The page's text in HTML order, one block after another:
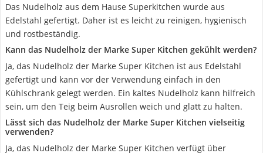
Das Nudelholz aus dem Hause Superkitchen wurde aus
Edelstahl gefertigt. Daher ist es leicht zu reinigen, hygienisch
und rostbeständig.
Kann das Nudelholz der Marke Super Kitchen gekühlt werden?
Ja, das Nudelholz der Marke Super Kitchen ist aus Edelstahl
gefertigt und kann vor der Verwendung einfach in den
Kühlschrank gelegt werden. Ein kaltes Nudelholz kann hilfreich
sein, um den Teig beim Ausrollen weich und glatt zu halten.
Lässt sich das Nudelholz der Marke Super Kitchen vielseitig
verwenden?
Ja, das Nudelholz der Marke Super Kitchen verfügt über